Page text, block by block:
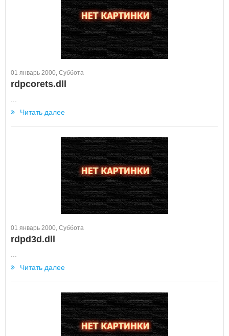
01 январь 2000, Суббота
rdpcorets.dll
Читать далее
01 январь 2000, Суббота
rdpd3d.dll
Читать далее